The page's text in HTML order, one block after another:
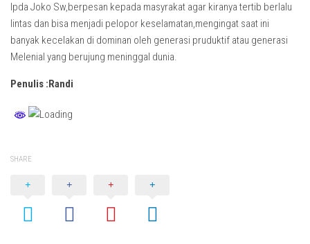
Ipda Joko Sw,berpesan kepada masyrakat agar kiranya tertib berlalu
lintas dan bisa menjadi pelopor keselamatan,mengingat saat ini
banyak kecelakan di dominan oleh generasi pruduktif atau generasi
Melenial yang berujung meninggal dunia.
Penulis :Randi
SHARE